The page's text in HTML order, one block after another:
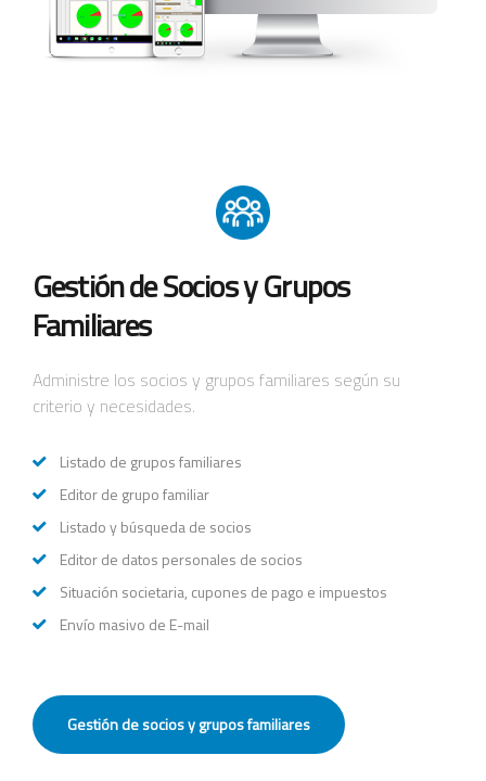
Gestión de Socios y Grupos
Familiares
Administre los socios y grupos familiares según su
criterio y necesidades.
Listado de grupos familiares
Editor de grupo familiar
Listado y búsqueda de socios
Editor de datos personales de socios
Situación societaria, cupones de pago e impuestos
Envío masivo de E-mail
Gestión de socios y grupos familiares